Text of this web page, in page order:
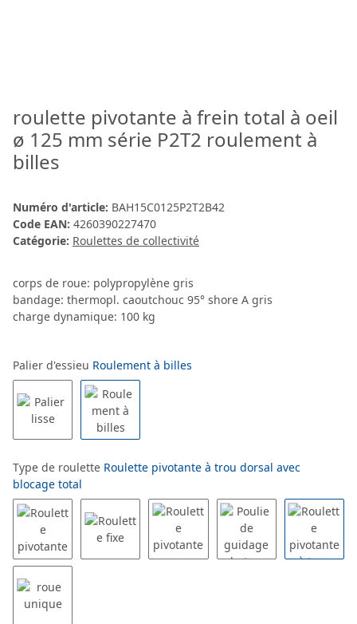
roulette pivotante à frein total à oeil
ø 125 mm série P2T2 roulement à
billes
Numéro d'article: BAH15C0125P2T2B42
Code EAN: 4260390227470
Catégorie: Roulettes de collectivité
corps de roue: polypropylène gris
bandage: thermopl. caoutchouc 95° shore A gris
charge dynamique: 100 kg
Palier d'essieu Roulement à billes
Type de roulette Roulette pivotante à trou dorsal avec
blocage total